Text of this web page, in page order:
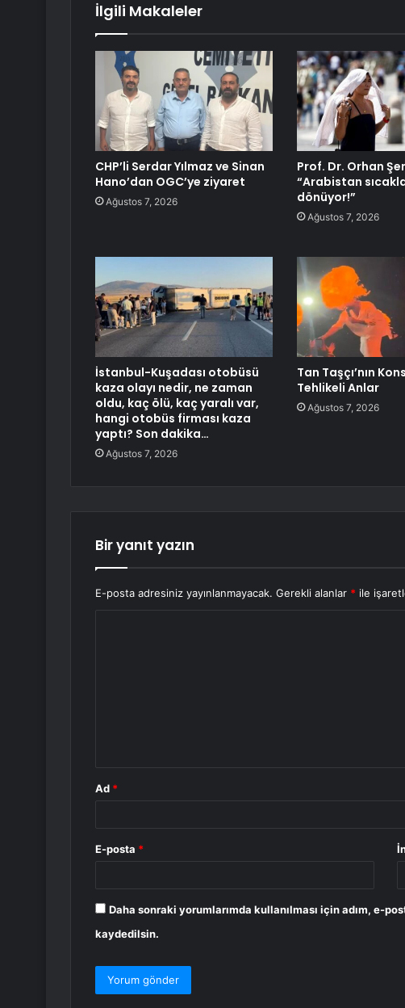
İlgili Makaleler
CHP’li Serdar Yılmaz ve Sinan
Hano’dan OGC’ye ziyaret
Ağustos 7, 2026
Prof. Dr. Orhan
“Arabistan
dönüyor!”
Ağustos 7, 2026
İstanbul-Kuşadası otobüsü
kaza olayı nedir, ne zaman
oldu, kaç ölü, kaç yaralı var,
hangi otobüs firması kaza
yaptı? Son dakika…
Ağustos 7, 2026
Tan Taşçı’nın
Tehlikeli Anlar
Ağustos 7, 2026
Bir yanıt yazın
E-posta adresiniz yayınlanmayacak. Gerekli alanlar * ile
Ad *
E-posta *
Daha sonraki yorumlarımda kullanılması için adım, e-
kaydedilsin.